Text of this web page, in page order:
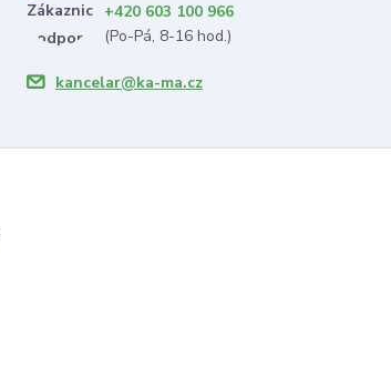
+420 603 100 966
(Po-Pá, 8-16 hod.)
kancelar@ka-ma.cz